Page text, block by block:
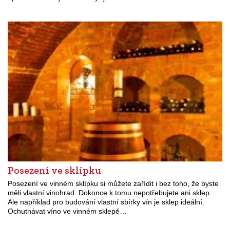
Posezení ve sklípku
Posezení ve vinném sklípku si můžete zařídit i bez toho, že byste
měli vlastní vinohrad. Dokonce k tomu nepotřebujete ani sklep.
Ale například pro budování vlastní sbírky vín je sklep ideální.
Ochutnávat víno ve vinném sklepě…